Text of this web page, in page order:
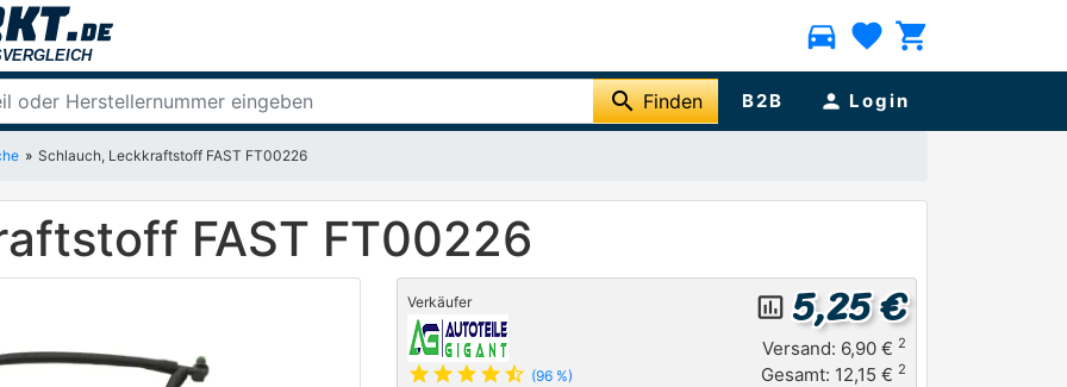
directions_car favorite shopping_cart
search Finden B2B person Login
Schlauch, Leckkraftstoff FAST FT00226
FAST FT00226
Verkäufer
star star star star star_half (96 %)
insert_chart_outlined 5,25 €
Versand: 6,90 € 2
Gesamt: 12,15 € 2